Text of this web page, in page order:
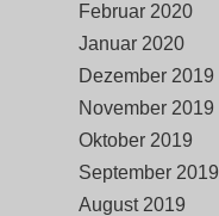
Februar 2020
Januar 2020
Dezember 2019
November 2019
Oktober 2019
September 2019
August 2019